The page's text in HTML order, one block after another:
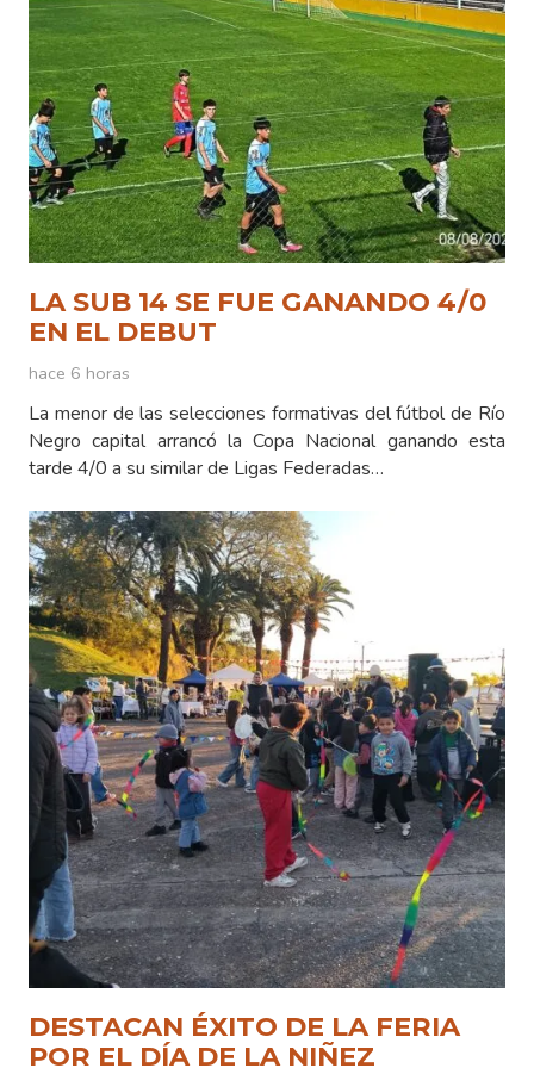
LA SUB 14 SE FUE GANANDO 4/0
EN EL DEBUT
hace 6 horas
La menor de las selecciones formativas del fútbol de Río
Negro capital arrancó la Copa Nacional ganando esta
tarde 4/0 a su similar de Ligas Federadas…
DESTACAN ÉXITO DE LA FERIA
POR EL DÍA DE LA NIÑEZ